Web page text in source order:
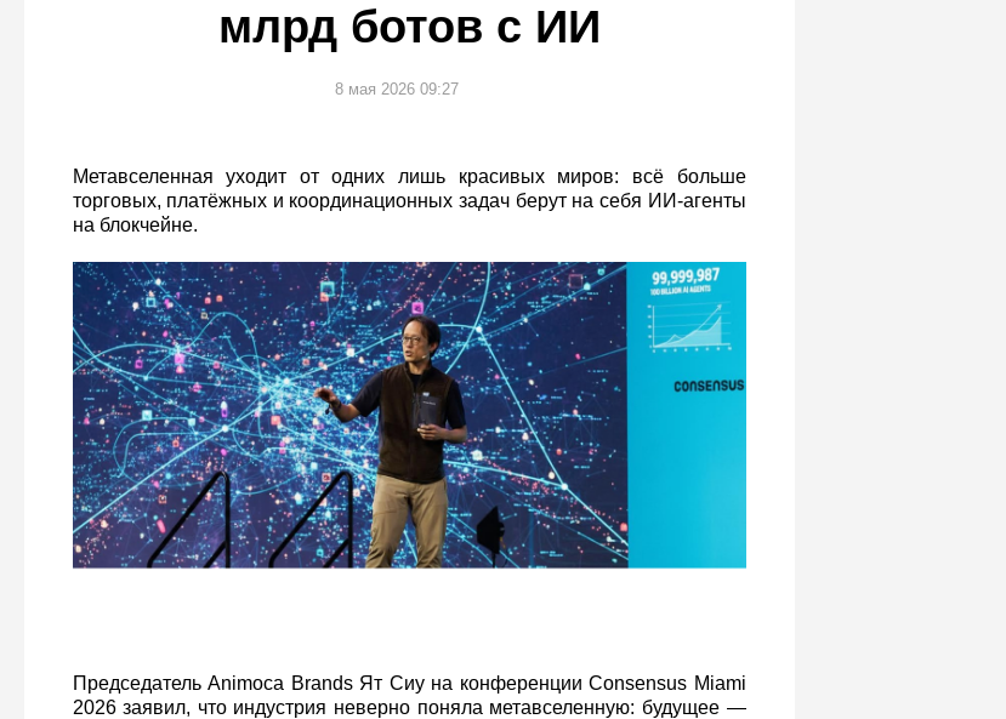
млрд ботов с ИИ
8 мая 2026 09:27
Метавселенная уходит от одних лишь красивых миров: всё больше
торговых, платёжных и координационных задач берут на себя ИИ‑агенты
на блокчейне.
Председатель Animoca Brands Ят Сиу на конференции Consensus Miami
2026 заявил, что индустрия неверно поняла метавселенную: будущее —